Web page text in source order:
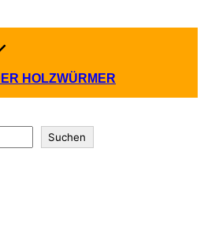
HOLZWÜRMER
Suchen